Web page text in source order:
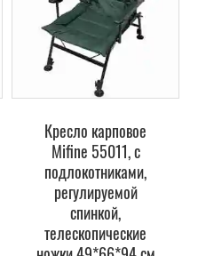
Кресло карповое
Mifine 55011, с
подлокотниками,
регулируемой
спинкой,
телескопические